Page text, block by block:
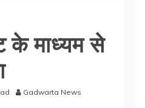
के माध्यम से
Gadwarta News